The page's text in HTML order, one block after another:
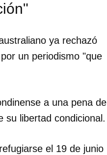
ya rechazó
un periodismo "que
a una pena de
su libertad condicional.
el 19 de junio